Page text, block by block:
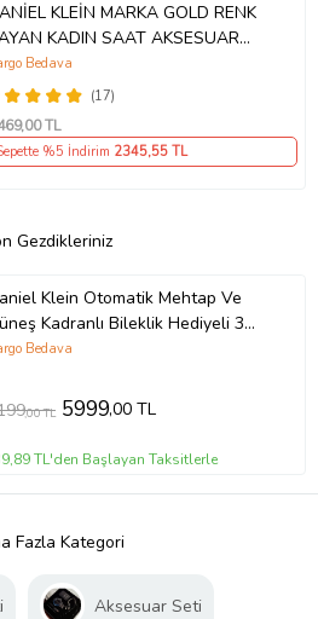
KLEİN MARKA GOLD RENK
KADIN SAAT AKSESUAR
HEDİYELİ
(17)
Bedava
,00 TL
%5 İndirim 2345,55 TL
Gezdikleriniz
Klein Otomatik Mehtap Ve
Kadranlı Bileklik Hediyeli 3
Erkek Kol Saat FDK.14268.K4
Bedava
,00 TL 5999,00 TL
TL'den Başlayan Taksitlerle
Fazla Kategori
Aksesuar Seti